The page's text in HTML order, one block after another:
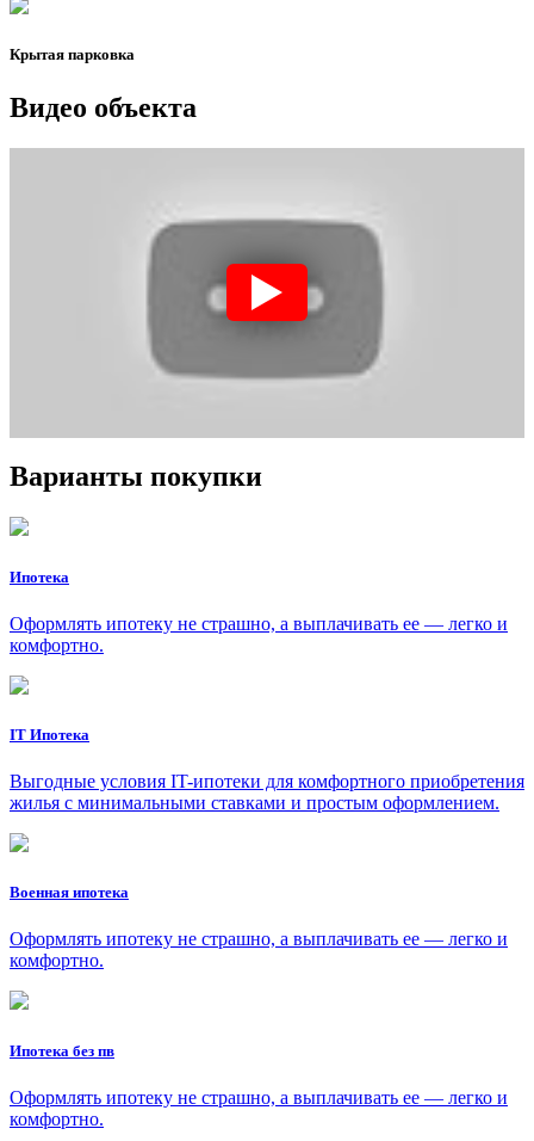
Крытая парковка
Видео объекта
Варианты покупки
Ипотека
Оформлять ипотеку не страшно, а выплачивать ее — легко и
комфортно.
IT Ипотека
Выгодные условия IT-ипотеки для комфортного приобретения
жилья с минимальными ставками и простым оформлением.
Военная ипотека
Оформлять ипотеку не страшно, а выплачивать ее — легко и
комфортно.
Ипотека без пв
Оформлять ипотеку не страшно, а выплачивать ее — легко и
комфортно.